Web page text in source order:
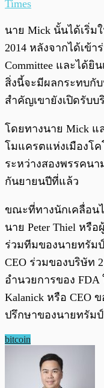
Times
นาย Mick นั้นได้เริ่
2014 หลังจากได้เข้า
Committee และได้ยิ
สิ่งนี้จะมีผลกระทบกั
สำคัญเขายังเปิดรับ
โดยทางนาย Mick แ
โมแครตแห่งเมืองโค
ระหว่างสองพรรคนา
กันยายนปีที่แล้ว
ขณะที่ทางนักเคลื่อน
นาย Peter Thiel หรื
ร่วมทีมของนายทรัม
CEO ร่วมของบริษัท
อำนวยการของ FDA
Kalanick หรือ CEO
ปรึกษาของนายทรัม
bitcoin